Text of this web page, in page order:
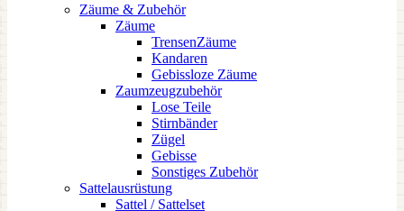
Zäume & Zubehör
Zäume
TrensenZäume
Kandaren
Gebissloze Zäume
Zaumzeugzubehör
Lose Teile
Stirnbänder
Zügel
Gebisse
Sonstiges Zubehör
Sattelausrüstung
Sattel / Sattelset